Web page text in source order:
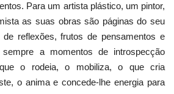
Para um artista plástico, um pintor,
as suas obras são páginas do seu
reflexões, frutos de pensamentos e
sempre a momentos de introspecção
o rodeia, o mobiliza, o que cria
o anima e concede-lhe energia para